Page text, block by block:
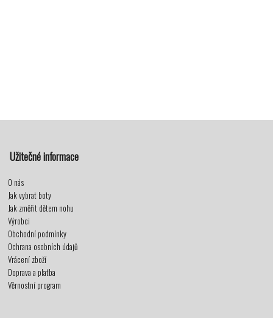
Užitečné informace
O nás
Jak vybrat boty
Jak změřit dětem nohu
Výrobci
Obchodní podmínky
Ochrana osobních údajů
Vrácení zboží
Doprava a platba
Věrnostní program